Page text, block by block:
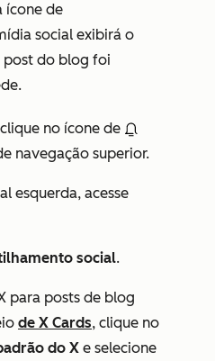
ícone de
social exibirá o
post do blog foi
.
no ícone de
navegação superior.
esquerda, acesse
social.
para posts de blog
de X Cards, clique no
do X e selecione